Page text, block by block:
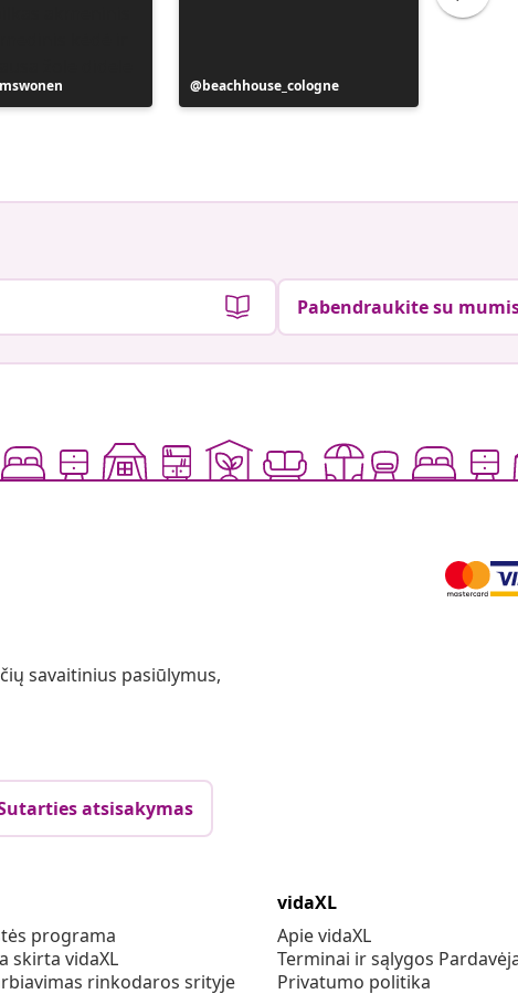
Įrašą
paskelbė
beachhouse_cologne
Pabendraukite su
savaitinius pasiūlymus,
atsisakymas
programa
skirta vidaXL
rinkodaros srityje
vidaXL
Apie vidaXL
Terminai ir sąlygos
Privatumo politika